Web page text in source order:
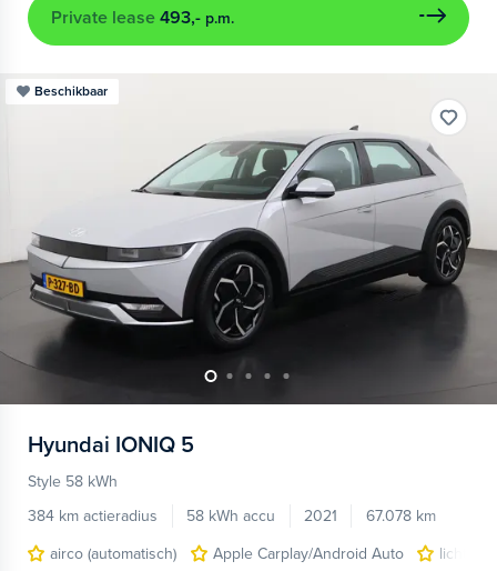
Private lease 493,- p.m.
Beschikbaar
Hyundai IONIQ 5
Style 58 kWh
384 km actieradius
58 kWh accu 2021
67.078 km
airco (automatisch)
Apple Carplay/Android Auto